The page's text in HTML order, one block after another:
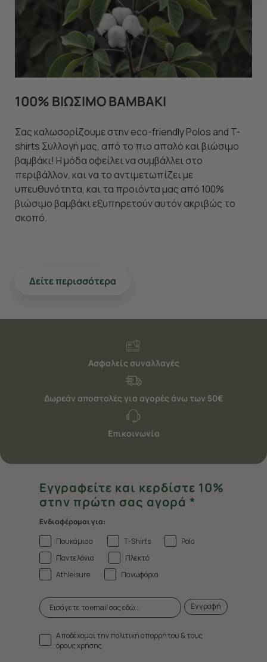
"Ρυθμίσεις Cookies " ανά πάσα στιγμή με ισχύ για το
μέλλον. Εάν επιθυμείτε να μάθετε περισσότερα
σχετικά με τα cookies, επισκεφθείτε οποιαδήποτε στιγμή
τη σελίδαΠολιτική cookies (link)
100% ΒΙΩΣΙΜΟ ΒΑΜΒΑΚΙ
Σας καλωσορίζουμε στην eco-friendly Polos and T-
shirts Συλλογή μας, από το πιο απαλό και βιώσιμο
βαμβάκι! Η μόδα οφείλει να συμβάλλει στο
περιβάλλον, και να το αντιμετωπίζει με
υπευθυνότητα, και τα προιόντα μας από 100%
βιώσιμο βαμβάκι εξυπηρετούν αυτόν ακριβώς το
σκοπό.
Δείτε περισσότερα
Ασφαλείς συναλλαγές
Δωρεάν αποστολές για αγορές άνω των 50€
Επικοινωνία
Εγγραφείτε και κερδίστε 10%
στην πρώτη σας αγορά *
Ενδιαφέρομαι για:
Πουκάμισα
T-Shirts
Polo
Παντελόνια
Πλεκτά
Athleisure
Πανωφόρια
Εγγραφή
Αποδέχομαι την πολιτική απορρήτου & τους
όρους χρήσης.